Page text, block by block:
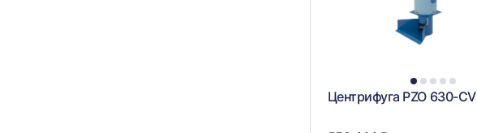
1 2 3 4 5
Центрифуга PZO 630-CV